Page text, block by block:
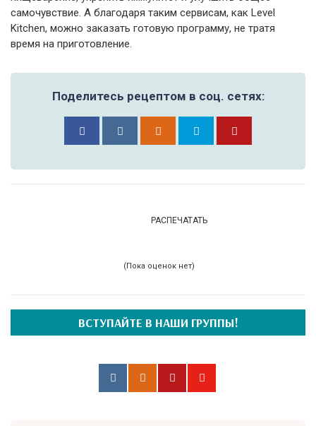
самочувствие. А благодаря таким сервисам, как Level
Kitchen, можно заказать готовую программу, не тратя
время на приготовление.
Поделитесь рецептом в соц. сетях:
РАСПЕЧАТАТЬ
(Пока оценок нет)
ВСТУПАЙТЕ В НАШИ ГРУППЫ!